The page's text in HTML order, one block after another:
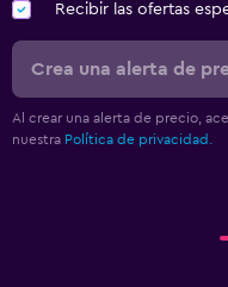
Recibir las ofertas
Crea una alerta de
Al crear una alerta de precio,
nuestra Política de privacidad.